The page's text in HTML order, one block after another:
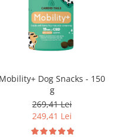
Mobility+ Dog Snacks - 150
g
269,41 Lei
249,41 Lei